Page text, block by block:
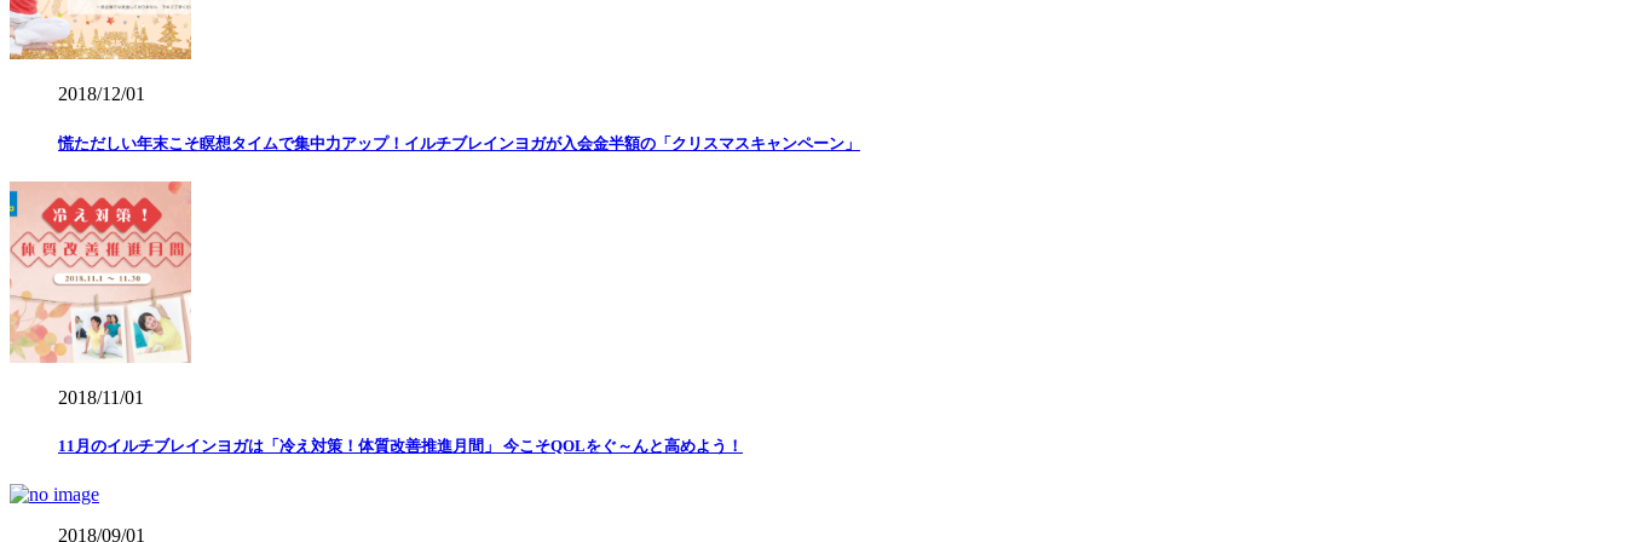
2018/12/01
慌ただしい年末こそ瞑想タイムで集中力アップ！イルチブレインヨガが入会金半額の「クリスマスキャンペーン」
2018/11/01
11月のイルチブレインヨガは「冷え対策！体質改善推進月間」 今こそQOLをぐ～んと高めよう！
2018/09/01